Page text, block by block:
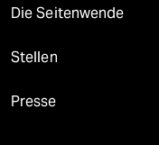
Die Seitenwende
Stellen
Presse